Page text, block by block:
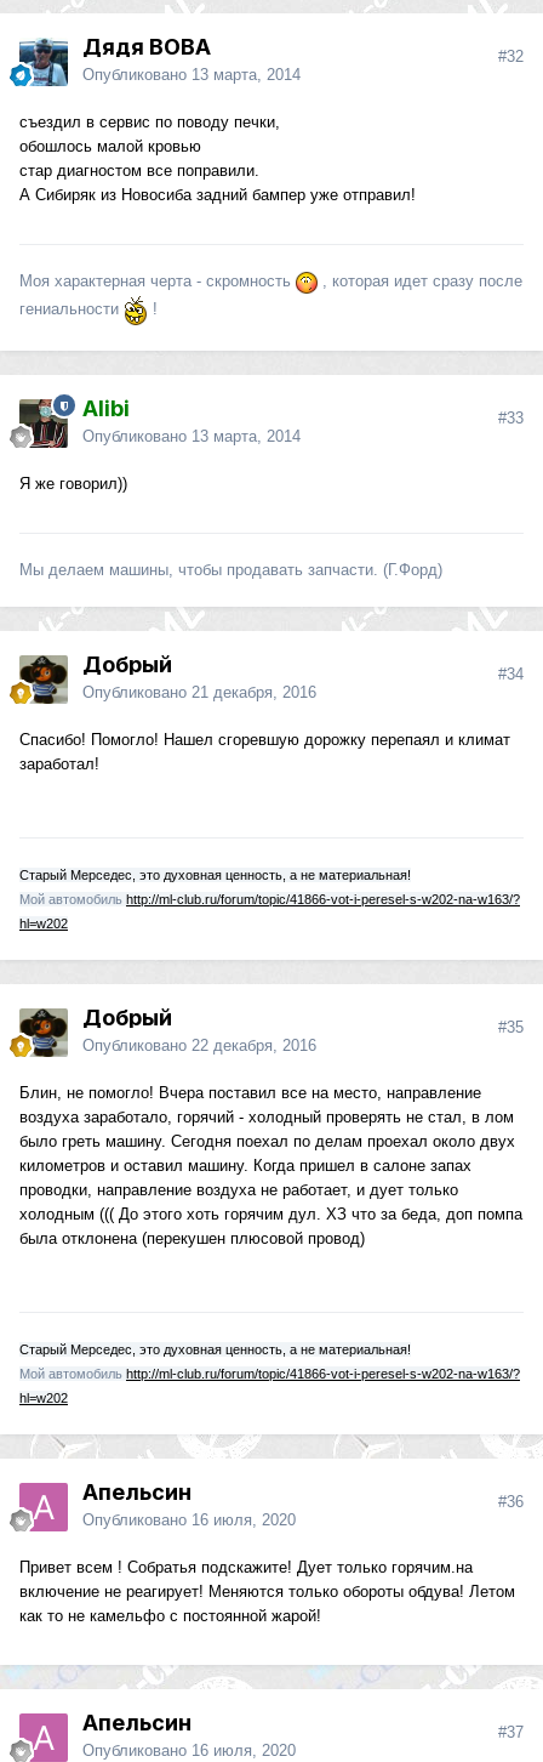
Дядя ВОВА
Опубликовано 13 марта, 2014
#32
съездил в сервис по поводу печки,
обошлось малой кровью
стар диагностом все поправили.
А Сибиряк из Новосиба задний бампер уже отправил!
Моя характерная черта - скромность
, которая идет сразу после
гениальности
!
Alibi
Опубликовано 13 марта, 2014
#33
Я же говорил))
Мы делаем машины, чтобы продавать запчасти. (Г.Форд)
Добрый
Опубликовано 21 декабря, 2016
#34
Спасибо! Помогло! Нашел сгоревшую дорожку перепаял и климат
заработал!
Старый Мерседес, это духовная ценность, а не материальная!
Мой автомобиль http://ml-club.ru/forum/topic/41866-vot-i-peresel-s-w202-na-w163/?
hl=w202
Добрый
Опубликовано 22 декабря, 2016
#35
Блин, не помогло! Вчера поставил все на место, направление
воздуха заработало, горячий - холодный проверять не стал, в лом
было греть машину. Сегодня поехал по делам проехал около двух
километров и оставил машину. Когда пришел в салоне запах
проводки, направление воздуха не работает, и дует только
холодным ((( До этого хоть горячим дул. ХЗ что за беда, доп помпа
была отклонена (перекушен плюсовой провод)
Старый Мерседес, это духовная ценность, а не материальная!
Мой автомобиль http://ml-club.ru/forum/topic/41866-vot-i-peresel-s-w202-na-w163/?
hl=w202
Апельсин
Опубликовано 16 июля, 2020
#36
Привет всем ! Собратья подскажите! Дует только горячим.на
включение не реагирует! Меняются только обороты обдува! Летом
как то не камельфо с постоянной жарой!
Апельсин
Опубликовано 16 июля, 2020
#37